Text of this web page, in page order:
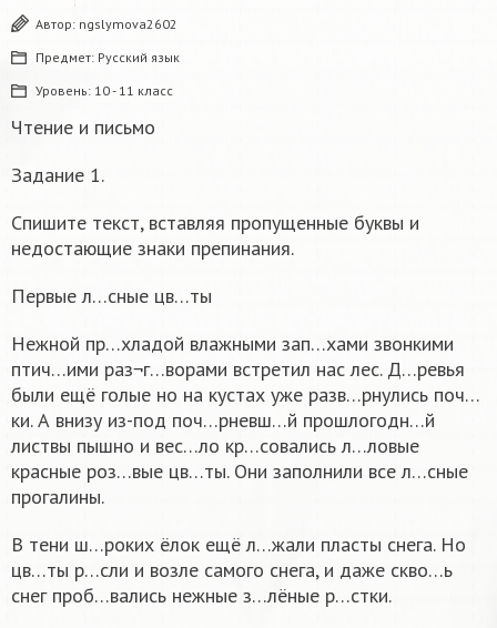
Автор: ngslymova2602
Предмет: Русский язык
Уровень: 10 - 11 класс
Чтение и письмо
Задание 1.
Спишите текст, вставляя пропущенные буквы и
недостающие знаки препинания.
Первые л…сные цв…ты
Нежной пр…хладой влажными зап…хами звонкими
птич…ими раз¬г…ворами встретил нас лес. Д…ревья
были ещё голые но на кустах уже разв…рнулись поч…
ки. А внизу из-под поч…рневш…й прошлогодн…й
листвы пышно и вес…ло кр…совались л…ловые
красные роз…вые цв…ты. Они заполнили все л…сные
прогалины.
В тени ш…роких ёлок ещё л…жали пласты снега. Но
цв…ты р…сли и возле самого снега, и даже скво…ь
снег проб…вались нежные з…лёные р…стки.